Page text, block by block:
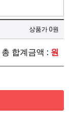
상품가 0원
총 합계금액 : 원